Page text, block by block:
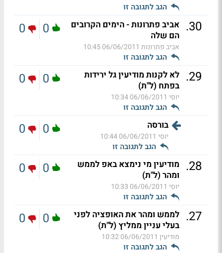
הגב לתגובה זו
30
. אביב פתרונות - הימים הקרובים
הם שלה
אביב פתרונות 06/06/2011 10:45
הגב לתגובה זו
0
0
29
. לא לקנות מודיעין גל ירידות
בפתח (ל"ת)
יוסי 06/06/2011 10:34
הגב לתגובה זו
0
0
בורסה
יוסי 06/06/2011 10:44
הגב לתגובה זו
0
0
28
. מודיעין מי נימצא באפ לממש
ומהר (ל"ת)
יוסי 06/06/2011 10:33
הגב לתגובה זו
0
0
27
. לממש ומהר את האופציה לפני
בעלי עניין ממליץ (ל"ת)
מודיעין 06/06/2011 10:32
הגב לתגובה זו
0
0